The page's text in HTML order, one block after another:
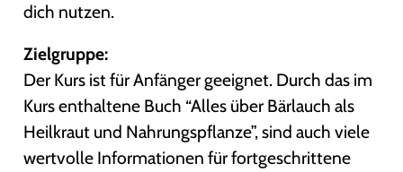
dich nutzen.
Zielgruppe:
Der Kurs ist für Anfänger geeignet. Durch das im
Kurs enthaltene Buch “Alles über Bärlauch als
Heilkraut und Nahrungspflanze”, sind auch viele
wertvolle Informationen für fortgeschrittene